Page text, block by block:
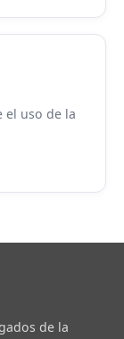
el uso de la
de la